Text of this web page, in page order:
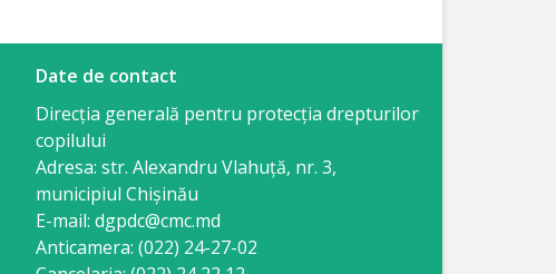
Date de contact
Direcția generală pentru protecția drepturilor
copilului
Adresa: str. Alexandru Vlahuţă, nr. 3,
municipiul Chişinău
E-mail: dgpdc@cmc.md
Anticamera: (022) 24-27-02